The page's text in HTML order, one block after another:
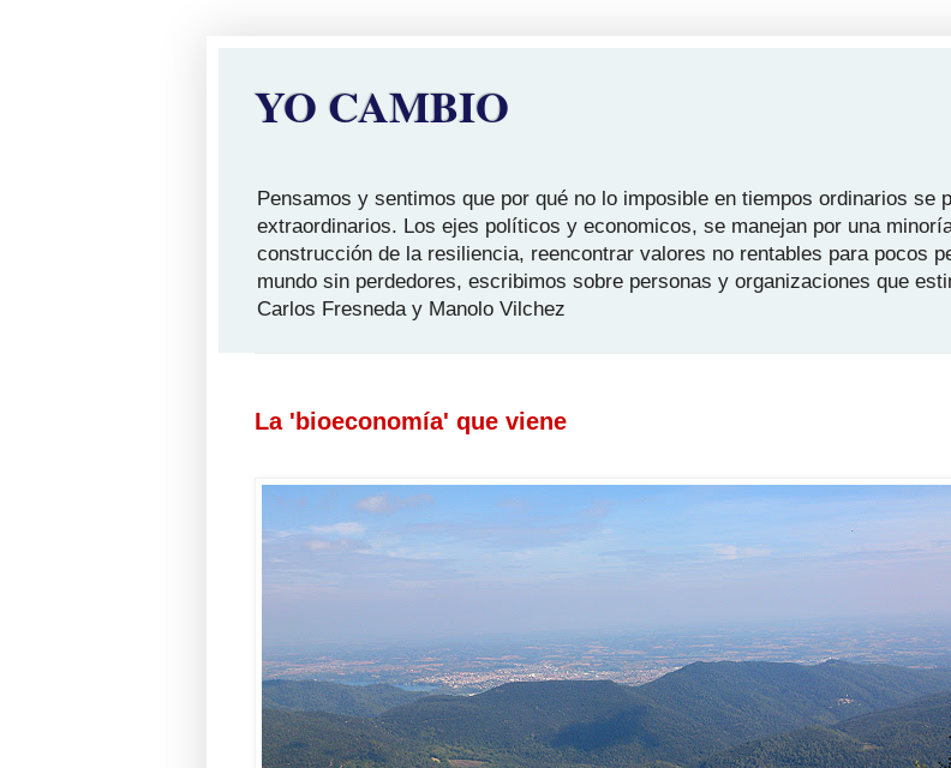
YO CAMBIO
Pensamos y sentimos que por qué no lo imposible en tiempos ordinarios se
extraordinarios. Los ejes políticos y economicos, se manejan por una
construcción de la resiliencia, reencontrar valores no rentables para pocos
mundo sin perdedores, escribimos sobre personas y organizaciones que
Carlos Fresneda y Manolo Vilchez
La 'bioeconomía' que viene